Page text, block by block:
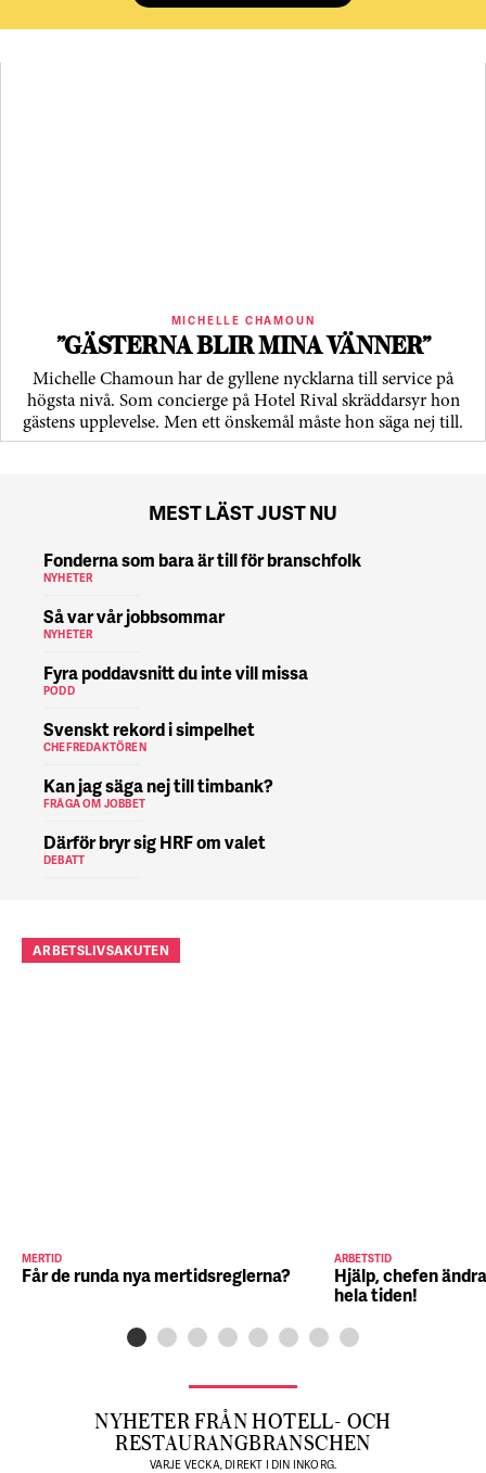
MICHELLE CHAMOUN
”GÄSTERNA BLIR MINA VÄNNER”
Michelle Chamoun har de gyllene nycklarna till service på
högsta nivå. Som concierge på Hotel Rival skräddarsyr hon
gästens upp­levelse. Men ett önskemål måste hon säga nej till.
MEST LÄST JUST NU
Fonderna som bara är till för branschfolk
NYHETER
Så var vår jobbsommar
NYHETER
Fyra poddavsnitt du inte vill missa
PODD
Svenskt rekord i simpelhet
CHEFREDAKTÖREN
Kan jag säga nej till timbank?
FRÅGA OM JOBBET
Därför bryr sig HRF om valet
DEBATT
ARBETSLIVSAKUTEN
MERTID
Får de runda nya mertidsreglerna?
ARBETSTID
Hjälp, chefen
hela tiden!
NYHETER FRÅN HOTELL- OCH
RESTAURANGBRANSCHEN
VARJE VECKA, DIREKT I DIN INKORG.